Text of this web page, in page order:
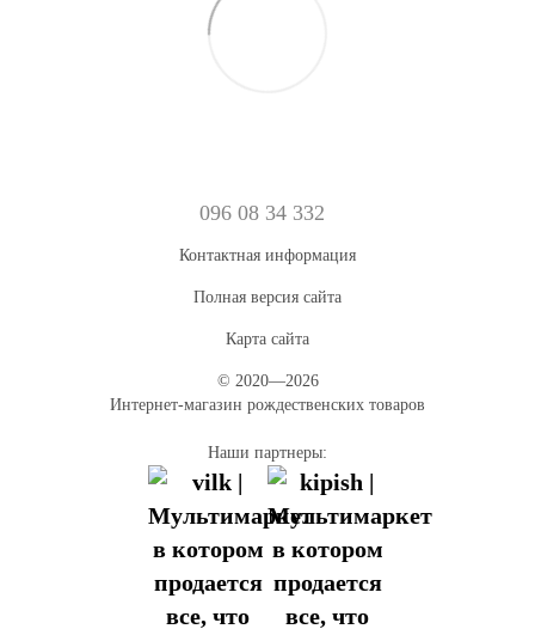
096 08 34 332
Контактная информация
Полная версия сайта
Карта сайта
© 2020—2026
Интернет-магазин рождественских товаров
Наши партнеры: